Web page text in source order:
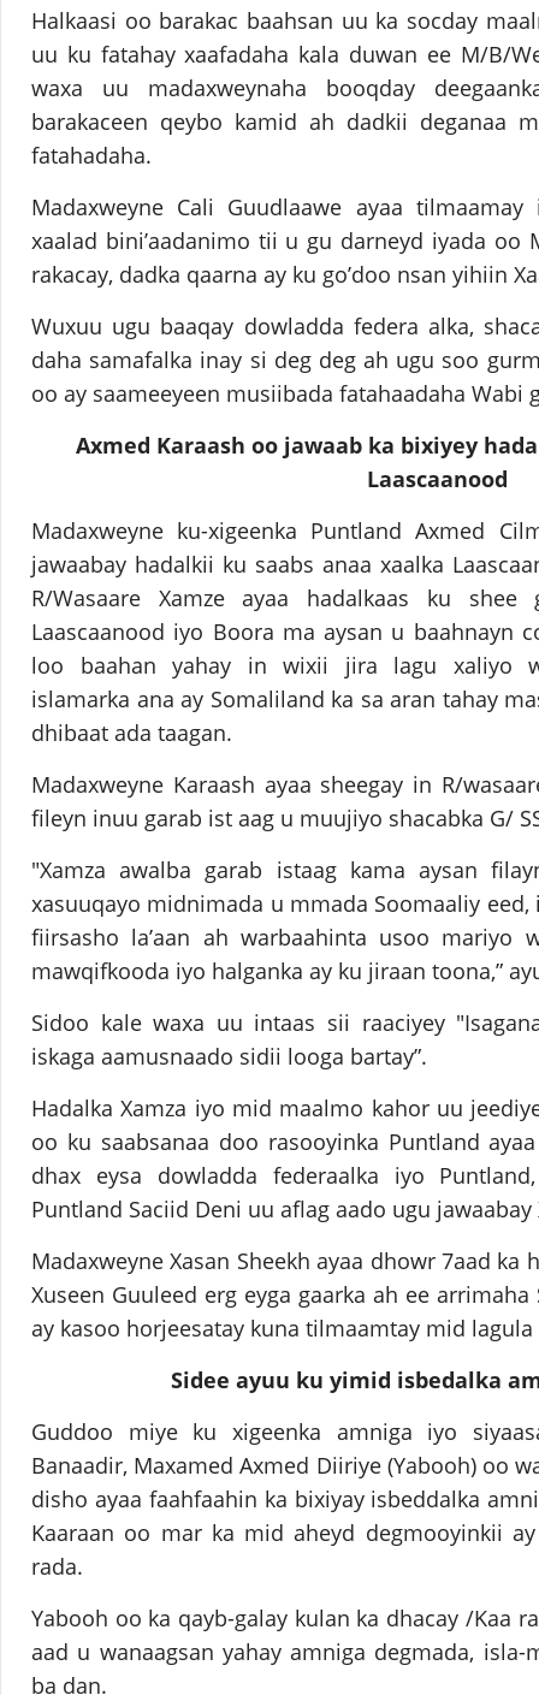
Halkaasi oo barakac baahsan uu ka socday
uu ku fatahay xaafadaha kala duwan ee M/B/
waxa uu madaxweynaha booqday
barakaceen qeybo kamid ah dadkii deganaa
fatahadaha.
Madaxweyne Cali Guudlaawe ayaa
xaalad bini’aadanimo tii u gu darneyd iyada oo
rakacay, dadka qaarna ay ku go’doo nsan yihiin
Wuxuu ugu baaqay dowladda federa alka,
daha samafalka inay si deg deg ah ugu soo
oo ay saameeyeen musiibada fatahaadaha Wabi
Axmed Karaash oo jawaab ka bixiyey
Laascaanood
Madaxweyne ku-xigeenka Puntland Axmed
jawaabay hadalkii ku saabs anaa xaalka
R/Wasaare Xamze ayaa hadalkaas ku
Laascaanood iyo Boora ma aysan u baahnayn
loo baahan yahay in wixii jira lagu xaliyo
islamarka ana ay Somaliland ka sa aran tahay
dhibaat ada taagan.
Madaxweyne Karaash ayaa sheegay in R/
fileyn inuu garab ist aag u muujiyo shacabka G/
"Xamza awalba garab istaag kama aysan
xasuuqayo midnimada u mmada Soomaaliy
fiirsasho la’aan ah warbaahinta usoo mariyo
mawqifkooda iyo halganka ay ku jiraan toona,”
Sidoo kale waxa uu intaas sii raaciyey
iskaga aamusnaado sidii looga bartay”.
Hadalka Xamza iyo mid maalmo kahor uu
oo ku saabsanaa doo rasooyinka Puntland
dhax eysa dowladda federaalka iyo
Puntland Saciid Deni uu aflag aado ugu jawaabay
Madaxweyne Xasan Sheekh ayaa dhowr 7aad ka
Xuseen Guuleed erg eyga gaarka ah ee
ay kasoo horjeesatay kuna tilmaamtay mid
Sidee ayuu ku yimid isbedalka
Guddoo miye ku xigeenka amniga iyo
Banaadir, Maxamed Axmed Diiriye (Yabooh) oo
disho ayaa faahfaahin ka bixiyay isbeddalka
Kaaraan oo mar ka mid aheyd degmooyinkii
rada.
Yabooh oo ka qayb-galay kulan ka dhacay /Kaa
aad u wanaagsan yahay amniga degmada,
ba dan.